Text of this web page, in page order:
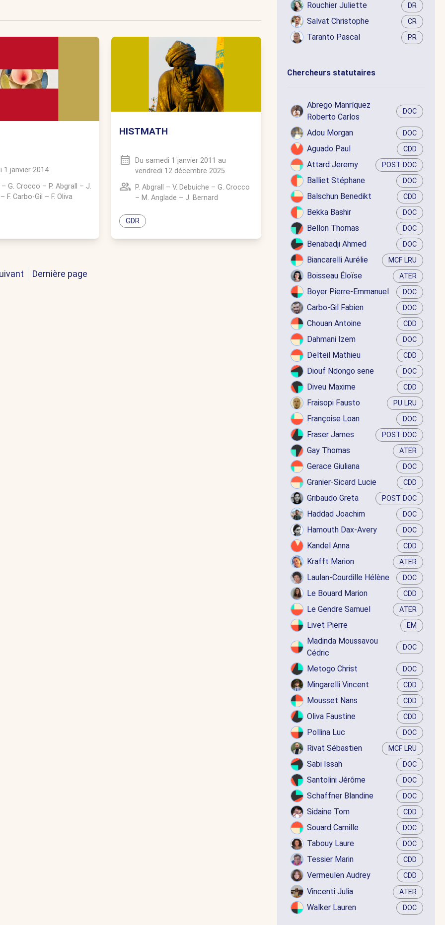
1 janvier 2014
– G. Crocco – P. Abgrall – J.
– F. Carbo-Gil – F. Oliva
HISTMATH
Du samedi 1 janvier 2011 au
vendredi 12 décembre 2025
P. Abgrall – V. Debuiche – G. Crocco
– M. Anglade – J. Bernard
GDR
Dernière page
Rouchier Juliette DR
Salvat Christophe CR
Taranto Pascal PR
Chercheurs statutaires
Abrego Manríquez
Roberto Carlos
DOC
Adou Morgan DOC
Aguado Paul CDD
Attard Jeremy POST DOC
Balliet Stéphane DOC
Balschun Benedikt CDD
Bekka Bashir DOC
Bellon Thomas DOC
Benabadji Ahmed DOC
Biancarelli Aurélie MCF LRU
Boisseau Éloïse ATER
Boyer Pierre-Emmanuel DOC
Carbo-Gil Fabien DOC
Chouan Antoine CDD
Dahmani Izem DOC
Delteil Mathieu CDD
Diouf Ndongo sene DOC
Diveu Maxime CDD
Fraisopi Fausto PU LRU
Françoise Loan DOC
Fraser James POST DOC
Gay Thomas ATER
Gerace Giuliana DOC
Granier-Sicard Lucie CDD
Gribaudo Greta POST DOC
Haddad Joachim DOC
Hamouth Dax-Avery DOC
Kandel Anna CDD
Krafft Marion ATER
Laulan-Courdille Hélène DOC
Le Bouard Marion CDD
Le Gendre Samuel ATER
Livet Pierre EM
Madinda Moussavou
Cédric
DOC
Metogo Christ DOC
Mingarelli Vincent CDD
Mousset Nans CDD
Oliva Faustine CDD
Pollina Luc DOC
Rivat Sébastien MCF LRU
Sabi Issah DOC
Santolini Jérôme DOC
Schaffner Blandine DOC
Sidaine Tom CDD
Souard Camille DOC
Tabouy Laure DOC
Tessier Marin CDD
Vermeulen Audrey CDD
Vincenti Julia ATER
Walker Lauren DOC